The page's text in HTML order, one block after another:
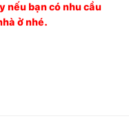
nếu bạn có nhu cầu
ở nhé.